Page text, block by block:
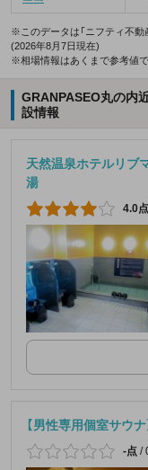
※このデータは「ニフティ不動
(2026年8月7日現在)
※相場情報はあくまで参考値
GRANPASEO丸の内
設情報
天然温泉ホテルリブ
湯
4.0点
【男性専用個室サウナ
-点 /